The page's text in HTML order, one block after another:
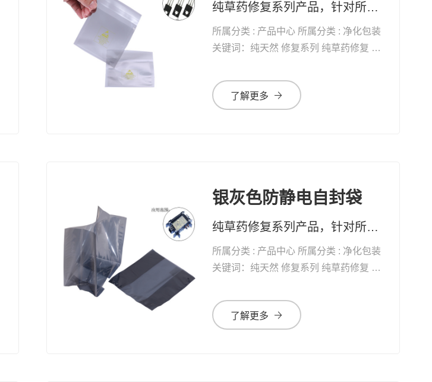
纯草药修复系列产品，针对所有黏膜、表皮及真皮受损，均有快速疗效 药妆草本修复系列护肤品、化妆品，天然无添加。可有效改善皮肤问题及对化妆品过敏的现象
所属分类 : 产品中心 所属分类 : 净化包装
关键词：纯天然 修复系列 纯草药修复 自
了解更多
银灰色防静电自封袋
纯草药修复系列产品，针对所有黏膜、表皮及真皮受损，均有快速疗效 药妆草本修复系列护肤品、化妆品，天然无添加。可有效改善皮肤问题及对化妆品过敏的现象
所属分类 : 产品中心 所属分类 : 净化包装
关键词：纯天然 修复系列 纯草药修复 自
了解更多